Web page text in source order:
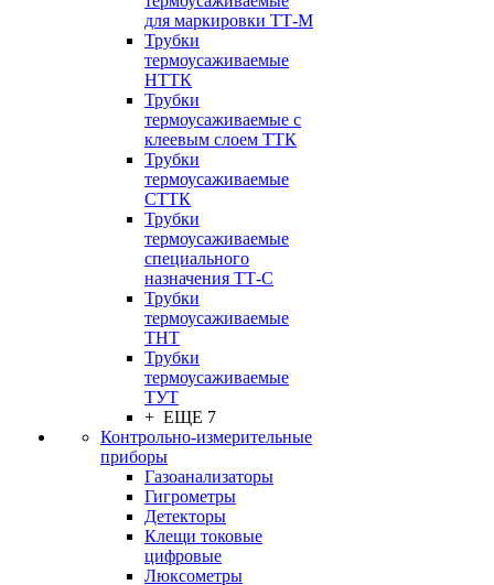
для маркировки ТТ-М
Трубки
термоусаживаемые
НTТК
Трубки
термоусаживаемые с
клеевым слоем TТК
Трубки
термоусаживаемые
СTТК
Трубки
термоусаживаемые
специального
назначения ТТ-С
Трубки
термоусаживаемые
ТНТ
Трубки
термоусаживаемые
ТУТ
+ ЕЩЕ 7
Контрольно-измерительные
приборы
Газоанализаторы
Гигрометры
Детекторы
Клещи токовые
цифровые
Люксометры